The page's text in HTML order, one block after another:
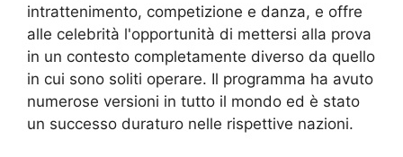
intrattenimento, competizione e danza, e offre
alle celebrità l'opportunità di mettersi alla prova
in un contesto completamente diverso da quello
in cui sono soliti operare. Il programma ha avuto
numerose versioni in tutto il mondo ed è stato
un successo duraturo nelle rispettive nazioni.